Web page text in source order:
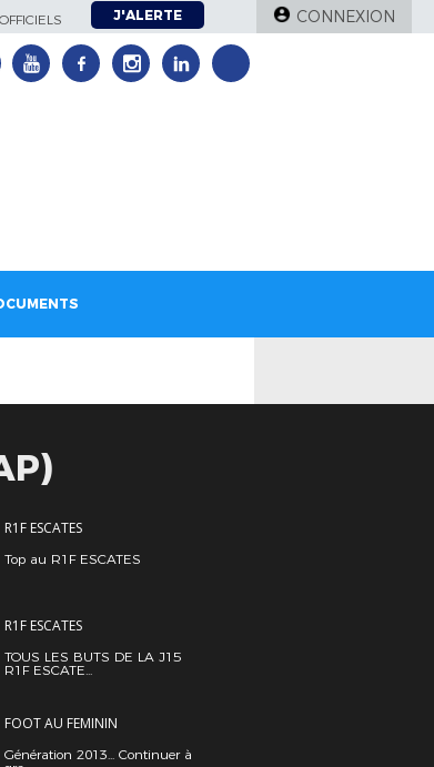
J'ALERTE CONNEXION
R1F ESCATES
Top au R1F ESCATES
R1F ESCATES
TOUS LES BUTS DE LA J15
R1F ESCATE...
FOOT AU FEMININ
Génération 2013... Continuer à